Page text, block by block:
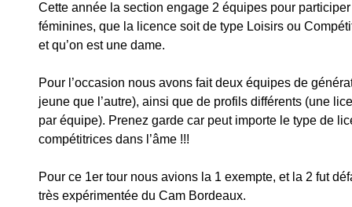
Cette année la section engage 2 équipes pour
féminines, que la licence soit de type Loisirs ou
et qu’on est une dame.
Pour l’occasion nous avons fait deux équipes de
jeune que l’autre), ainsi que de profils différents (une
par équipe). Prenez garde car peut importe le type de
compétitrices dans l’âme !!!
Pour ce 1er tour nous avions la 1 exempte, et la 2 fut
très expérimentée du Cam Bordeaux.